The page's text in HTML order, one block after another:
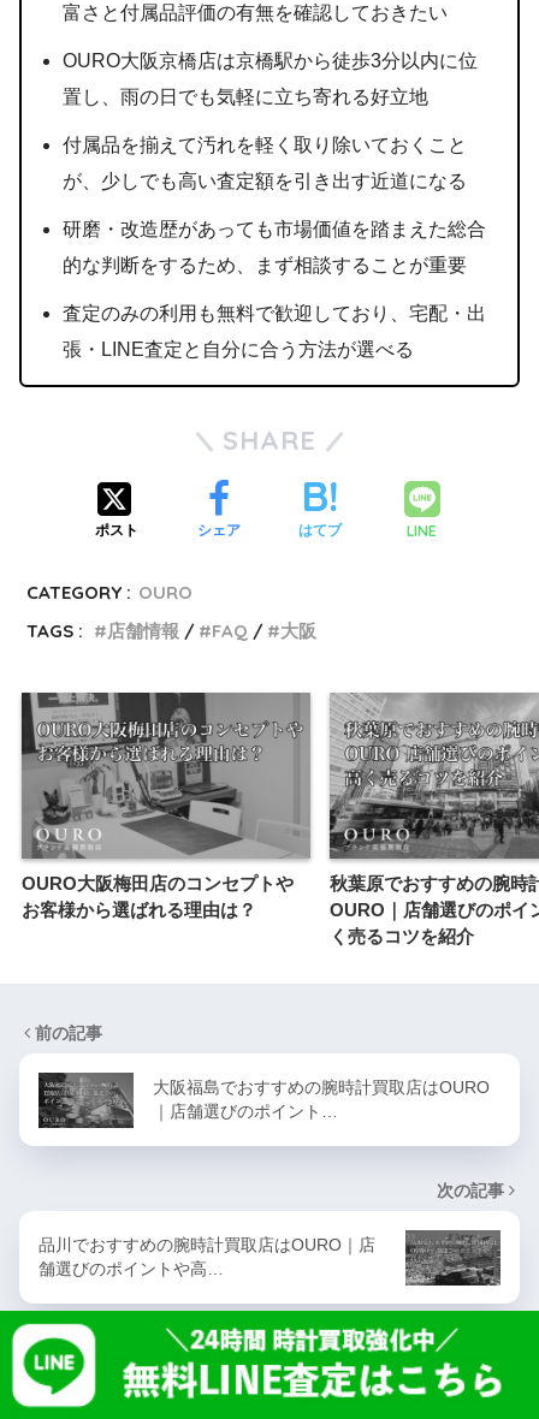
富さと付属品評価の有無を確認しておきたい
OURO大阪京橋店は京橋駅から徒歩3分以内に位
置し、雨の日でも気軽に立ち寄れる好立地
付属品を揃えて汚れを軽く取り除いておくこと
が、少しでも高い査定額を引き出す近道になる
研磨・改造歴があっても市場価値を踏まえた総合
的な判断をするため、まず相談することが重要
査定のみの利用も無料で歓迎しており、宅配・出
張・LINE査定と自分に合う方法が選べる
SHARE
ポスト シェア はてブ LINE
CATEGORY : OURO
TAGS :
店舗情報 FAQ 大阪
OURO大阪梅田店のコンセプトや
お客様から選ばれる理由は？
秋葉原でおすすめの腕時
OURO｜店舗選びのポイ
く売るコツを紹介
前の記事
大阪福島でおすすめの腕時計買取店はOURO
｜店舗選びのポイント…
次の記事
品川でおすすめの腕時計買取店はOURO｜店
舗選びのポイントや高…
よく読まれている記事
OURO TOP 店舗一覧 会社概要 プライバシーポリシー
利用規約 ロレックス買取 大阪ロレックス